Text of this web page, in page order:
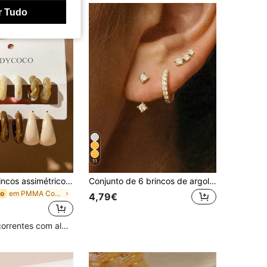
6 pares de brincos assimétricos em formato de C, de acrílico, modernos e elegantes, adequados para mulheres, conjunto de brincos para presentear amigas (pode haver algumas diferenças entre a imagem e o produto real devido ao acabamento)
em PMMA Conjuntos de brincos para mulher
Clientes recorrentes com alta taxa de retorno
11
Conjunto de 6 brincos de argola de zircônia de cobre simples para mulheres, casais, irmãs, feriados, combinação diária
4,79€
Tudo